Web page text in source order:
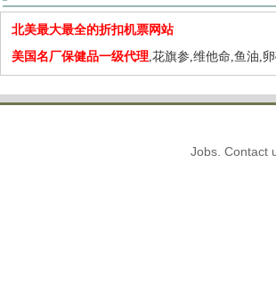
北美最大最全的折扣机票网站
美国名厂保健品一级代理,花旗参,维他命,鱼油,
Jobs. Contact